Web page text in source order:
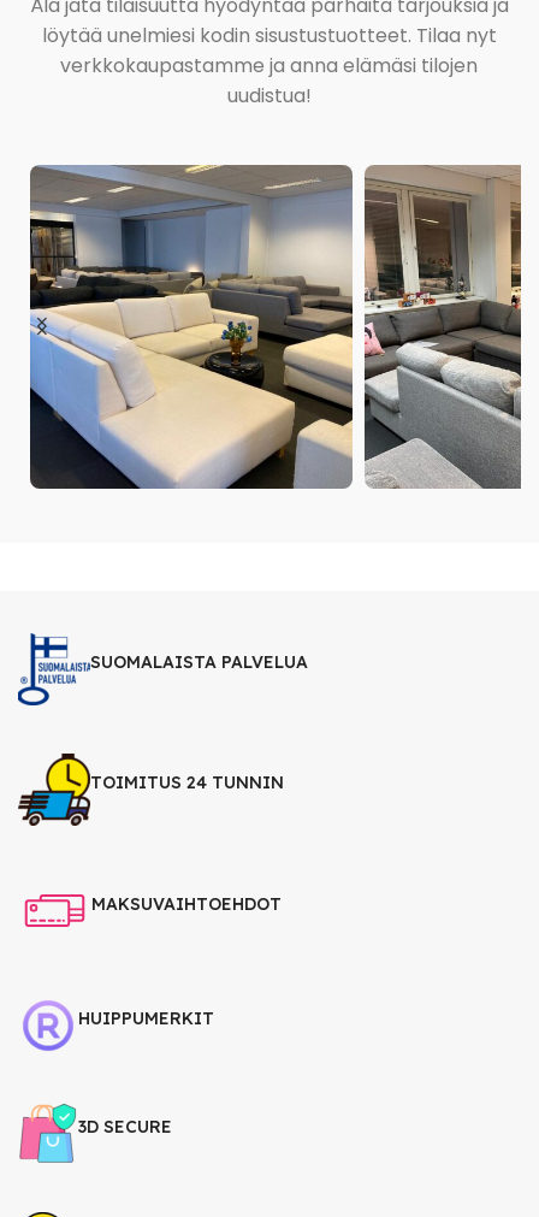
löytää unelmiesi kodin sisustustuotteet. Tilaa nyt
verkkokaupastamme ja anna elämäsi tilojen
uudistua!
SUOMALAISTA PALVELUA
TOIMITUS 24 TUNNIN
MAKSUVAIHTOEHDOT
HUIPPUMERKIT
3D SECURE